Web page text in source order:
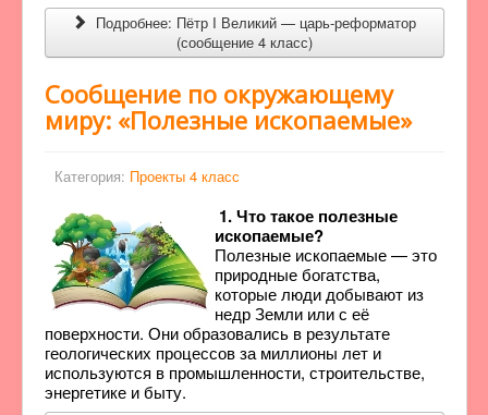
Подробнее: Пётр I Великий — царь-реформатор
(сообщение 4 класс)
Сообщение по окружающему
миру: «Полезные ископаемые»
Категория: Проекты 4 класс
1. Что такое полезные
ископаемые?
Полезные ископаемые — это
природные богатства,
которые люди добывают из
недр Земли или с её
поверхности. Они образовались в результате
геологических процессов за миллионы лет и
используются в промышленности, строительстве,
энергетике и быту.